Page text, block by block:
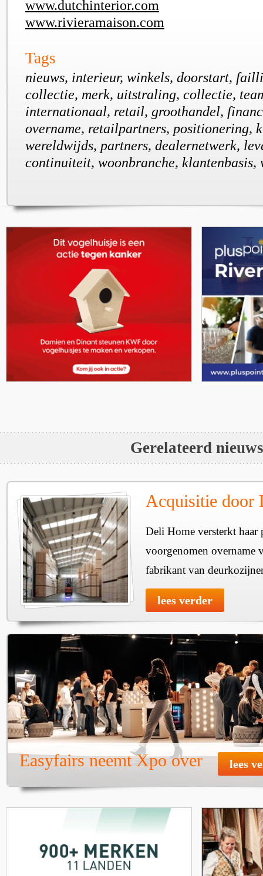
www.dutchinterior.com
www.rivieramaison.com
Tags
nieuws, interieur, winkels, doorstart,
collectie, merk, uitstraling, collectie,
internationaal, retail, groothandel,
overname, retailpartners, positionering,
wereldwijds, partners, dealernetwerk,
continuiteit, woonbranche, klantenbasis,
Gerelateerd nieuws
Acquisitie door
Deli Home versterkt haar
voorgenomen overname
fabrikant van
lees verder
Easyfairs neemt Xpo over lees